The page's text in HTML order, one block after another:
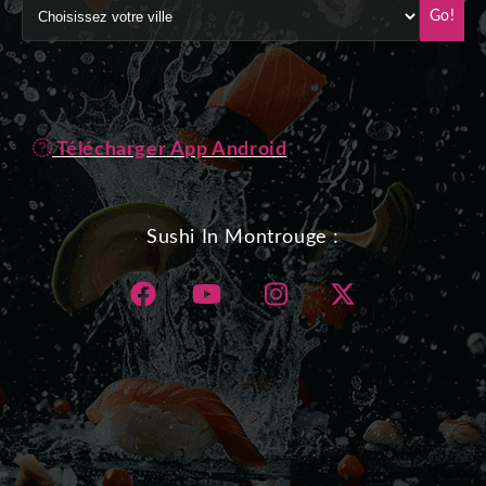
Go!
Télécharger App Android
Sushi In Montrouge :